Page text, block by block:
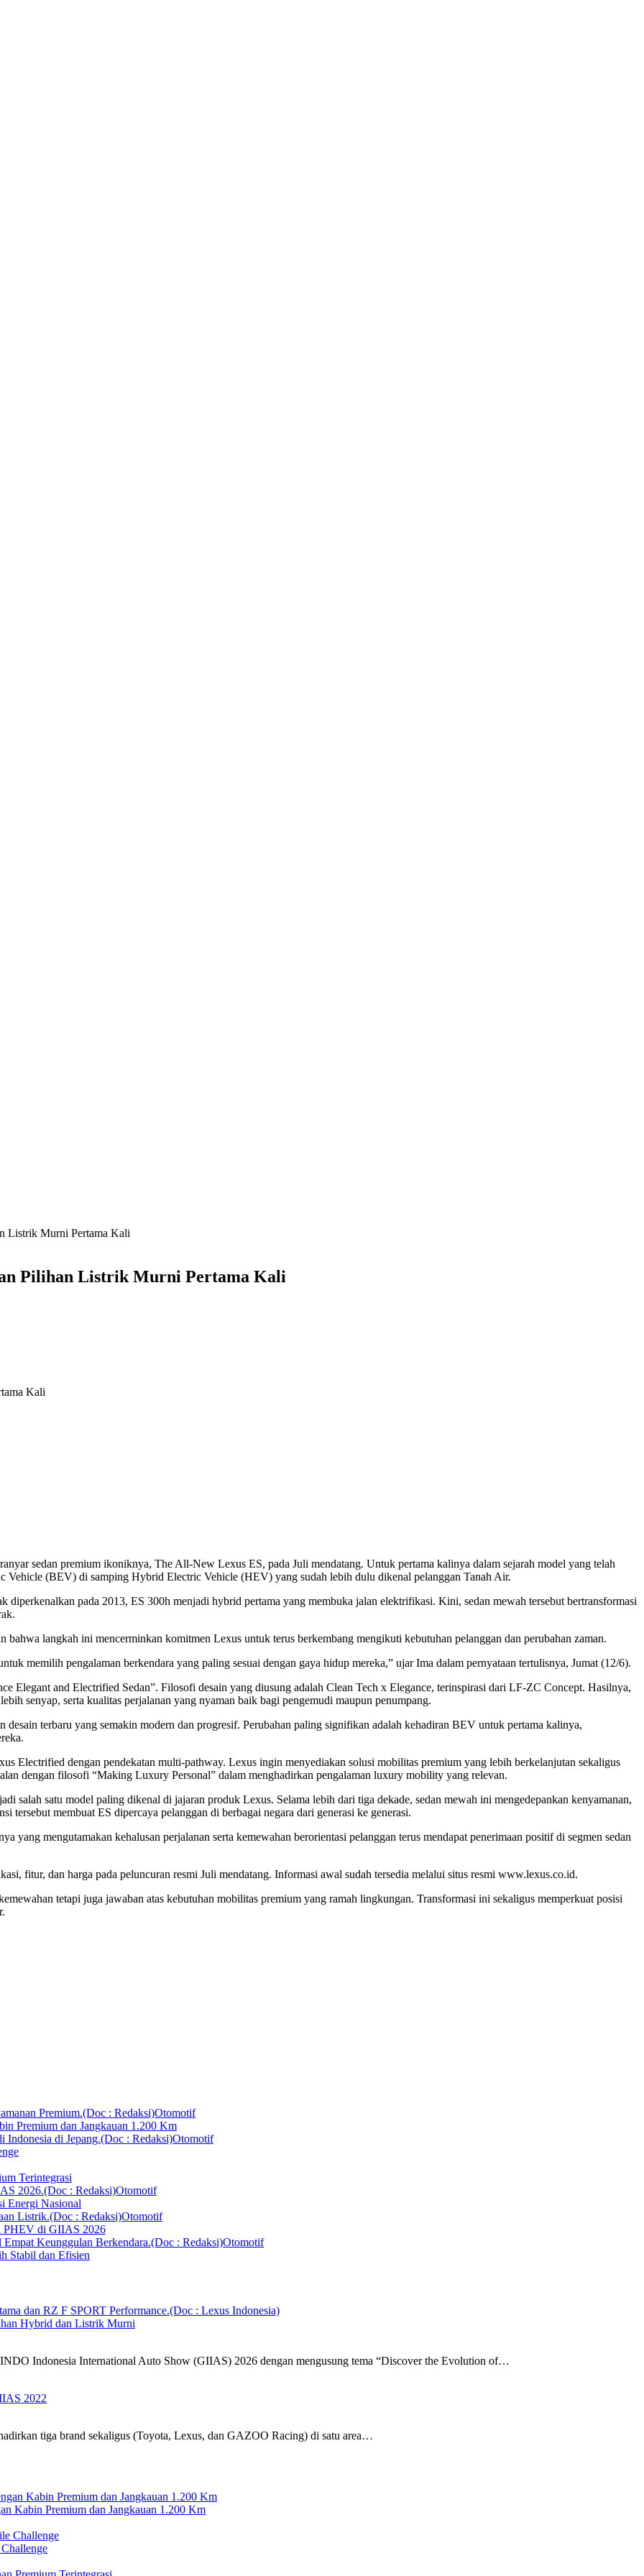
Listrik Murni Pertama Kali
Pilihan Listrik Murni Pertama Kali
Kali
sedan premium ikoniknya, The All-New Lexus ES, pada Juli mendatang. Untuk pertama kalinya dalam sejarah model yang telah
Vehicle (BEV) di samping Hybrid Electric Vehicle (HEV) yang sudah lebih dulu dikenal pelanggan Tanah Air.
diperkenalkan pada 2013, ES 300h menjadi hybrid pertama yang membuka jalan elektrifikasi. Kini, sedan mewah tersebut bertransformasi
langkah ini mencerminkan komitmen Lexus untuk terus berkembang mengikuti kebutuhan pelanggan dan perubahan zaman.
memilih pengalaman berkendara yang paling sesuai dengan gaya hidup mereka,” ujar Ima dalam pernyataan tertulisnya, Jumat (12/6).
Elegant and Electrified Sedan”. Filosofi desain yang diusung adalah Clean Tech x Elegance, terinspirasi dari LF-ZC Concept. Hasilnya,
senyap, serta kualitas perjalanan yang nyaman baik bagi pengemudi maupun penumpang.
terbaru yang semakin modern dan progresif. Perubahan paling signifikan adalah kehadiran BEV untuk pertama kalinya,
Electrified dengan pendekatan multi-pathway. Lexus ingin menyediakan solusi mobilitas premium yang lebih berkelanjutan sekaligus
dengan filosofi “Making Luxury Personal” dalam menghadirkan pengalaman luxury mobility yang relevan.
salah satu model paling dikenal di jajaran produk Lexus. Selama lebih dari tiga dekade, sedan mewah ini mengedepankan kenyamanan,
tersebut membuat ES dipercaya pelanggan di berbagai negara dari generasi ke generasi.
mengutamakan kehalusan perjalanan serta kemewahan berorientasi pelanggan terus mendapat penerimaan positif di segmen sedan
fitur, dan harga pada peluncuran resmi Juli mendatang. Informasi awal sudah tersedia melalui situs resmi www.lexus.co.id.
tetapi juga jawaban atas kebutuhan mobilitas premium yang ramah lingkungan. Transformasi ini sekaligus memperkuat posisi
Otomotif
Premium dan Jangkauan 1.200 Km
Otomotif
Terintegrasi
Otomotif
Energi Nasional
Otomotif
PHEV di GIIAS 2026
Otomotif
Stabil dan Efisien
Hybrid dan Listrik Murni
Indonesia International Auto Show (GIIAS) 2026 dengan mengusung tema “Discover the Evolution of…
2022
tiga brand sekaligus (Toyota, Lexus, dan GAZOO Racing) di satu area…
Kabin Premium dan Jangkauan 1.200 Km